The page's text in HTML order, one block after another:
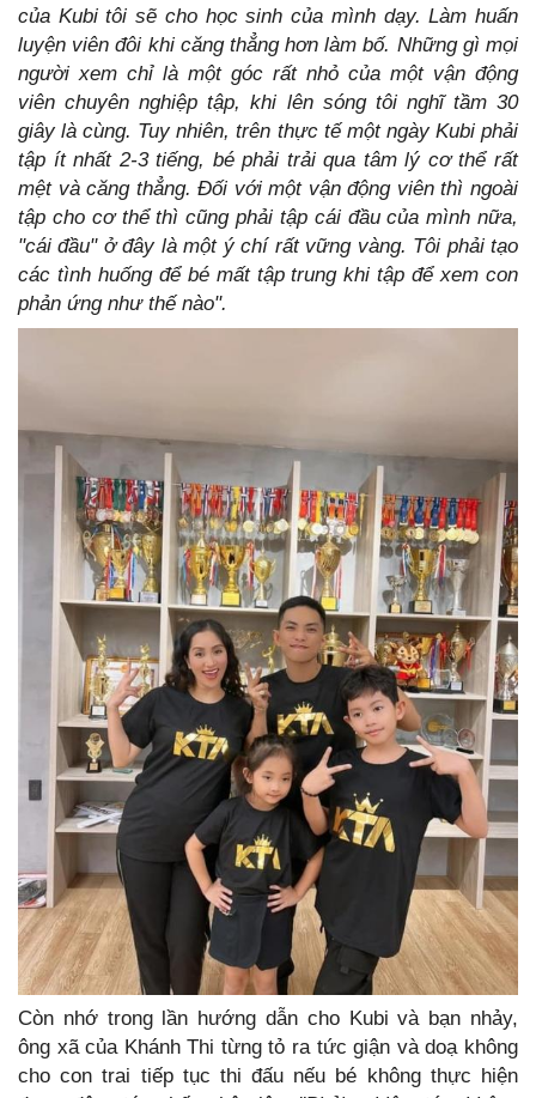
của Kubi tôi sẽ cho học sinh của mình dạy. Làm huấn
luyện viên đôi khi căng thẳng hơn làm bố. Những gì mọi
người xem chỉ là một góc rất nhỏ của một vận động
viên chuyên nghiệp tập, khi lên sóng tôi nghĩ tầm 30
giây là cùng. Tuy nhiên, trên thực tế một ngày Kubi phải
tập ít nhất 2-3 tiếng, bé phải trải qua tâm lý cơ thể rất
mệt và căng thẳng. Đối với một vận động viên thì ngoài
tập cho cơ thể thì cũng phải tập cái đầu của mình nữa,
"cái đầu" ở đây là một ý chí rất vững vàng. Tôi phải tạo
các tình huống để bé mất tập trung khi tập để xem con
phản ứng như thế nào".
Còn nhớ trong lần hướng dẫn cho Kubi và bạn nhảy,
ông xã của Khánh Thi từng tỏ ra tức giận và doạ không
cho con trai tiếp tục thi đấu nếu bé không thực hiện